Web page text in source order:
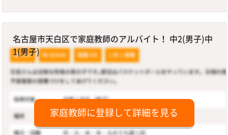
名古屋市天白区で家庭教師のアルバイト！ 中2(男子)中
1(男子)
家庭教師に登録して詳細を見る